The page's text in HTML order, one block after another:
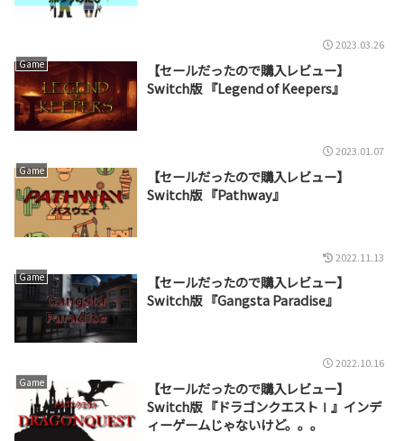
2023.03.26
Game
【セールだったので購入レビュー】
Switch版 『Legend of Keepers』
2023.01.07
Game
【セールだったので購入レビュー】
Switch版 『Pathway』
2022.11.13
Game
【セールだったので購入レビュー】
Switch版 『Gangsta Paradise』
2022.10.16
Game
【セールだったので購入レビュー】
Switch版 『ドラゴンクエストⅠ』インデ
ィーゲームじゃないけど。。。